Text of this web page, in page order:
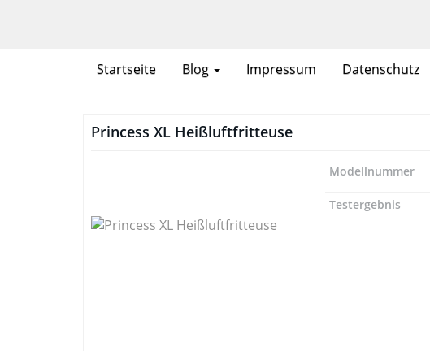
Startseite Blog Impressum Datenschutz
Princess XL Heißluftfritteuse
Modellnummer
Testergebnis